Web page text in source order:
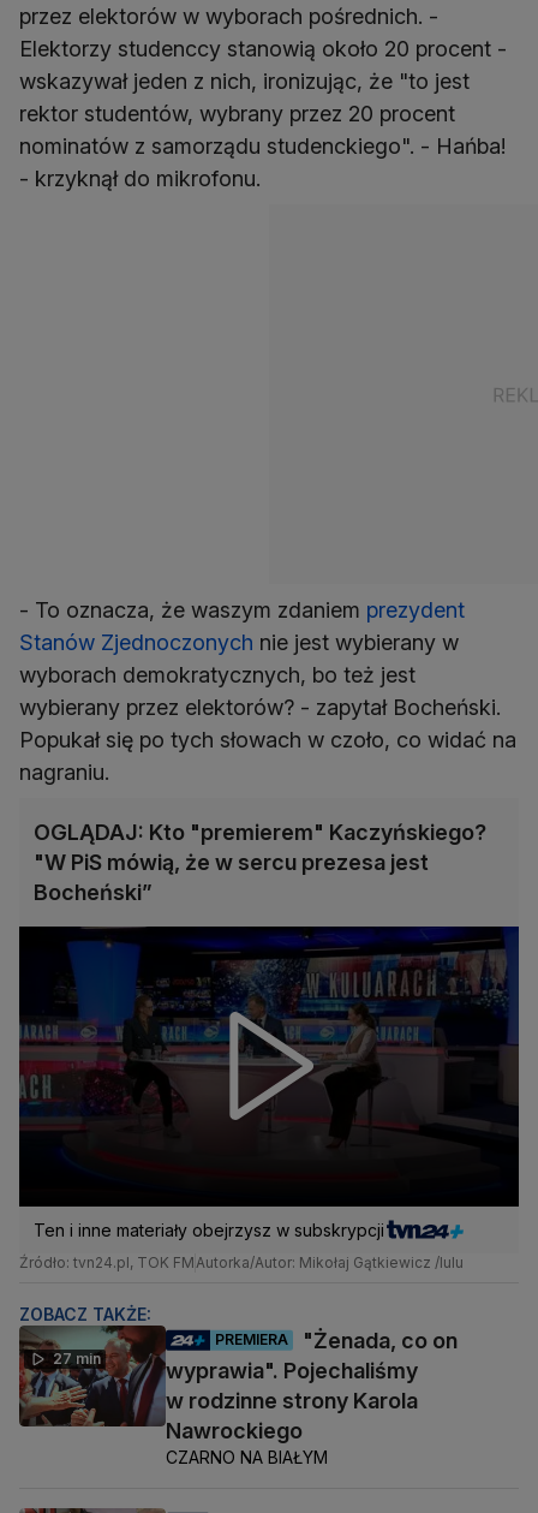
przez elektorów w wyborach pośrednich. -
Elektorzy studenccy stanowią około 20 procent -
wskazywał jeden z nich, ironizując, że "to jest
rektor studentów, wybrany przez 20 procent
nominatów z samorządu studenckiego". - Hańba!
- krzyknął do mikrofonu.
- To oznacza, że waszym zdaniem prezydent
Stanów Zjednoczonych nie jest wybierany w
wyborach demokratycznych, bo też jest
wybierany przez elektorów? - zapytał Bocheński.
Popukał się po tych słowach w czoło, co widać na
nagraniu.
OGLĄDAJ: Kto "premierem" Kaczyńskiego?
"W PiS mówią, że w sercu prezesa jest
Bocheński”
Ten i inne materiały obejrzysz w subskrypcji
Źródło: tvn24.pl, TOK FM Autorka/Autor: Mikołaj Gątkiewicz /lulu
ZOBACZ TAKŻE:
27 min
PREMIERA
"Żenada, co on
wyprawia". Pojechaliśmy
w rodzinne strony Karola
Nawrockiego
CZARNO NA BIAŁYM